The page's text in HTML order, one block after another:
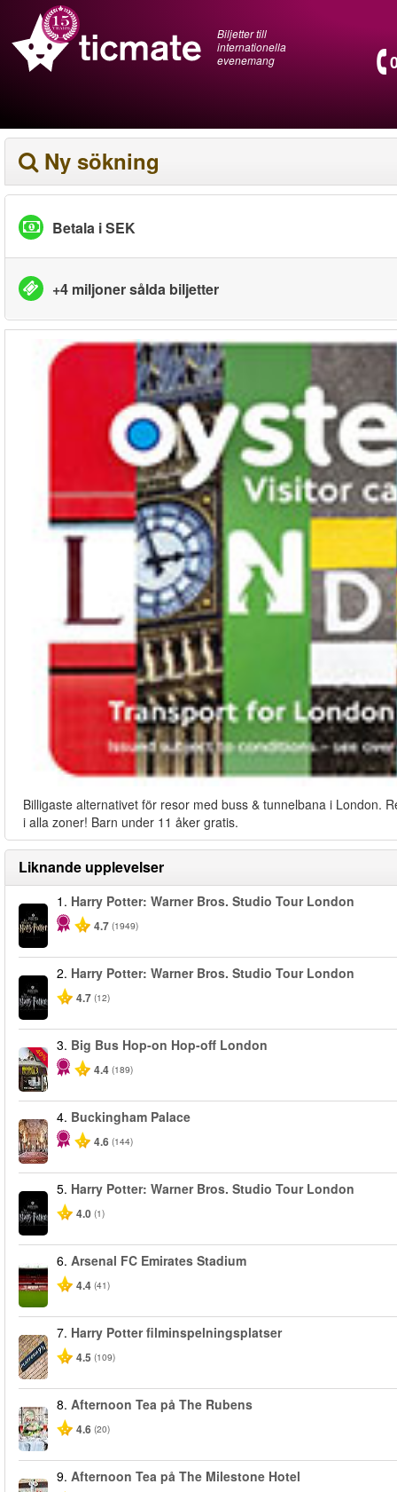
Biljetter till
internationella
evenemang
Ny sökning
Betala i SEK
+4 miljoner sålda biljetter
Billigaste alternativet för resor med buss & tunnelbana i London.
i alla zoner! Barn under 11 åker gratis.
Liknande upplevelser
1. Harry Potter: Warner Bros. Studio Tour London
4.7 (1949)
2. Harry Potter: Warner Bros. Studio Tour London
4.7 (12)
-40%
3. Big Bus Hop-on Hop-off London
4.4 (189)
4. Buckingham Palace
4.6 (144)
5. Harry Potter: Warner Bros. Studio Tour London
4.0 (1)
6. Arsenal FC Emirates Stadium
4.4 (41)
7. Harry Potter filminspelningsplatser
4.5 (109)
8. Afternoon Tea på The Rubens
4.6 (20)
9. Afternoon Tea på The Milestone Hotel